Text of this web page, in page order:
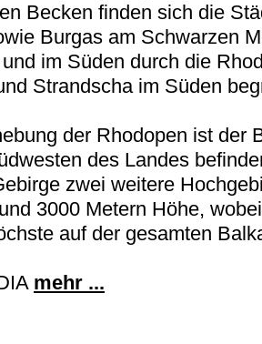
Becken finden sich die
Burgas am Schwarzen
im Süden durch die
Strandscha im Süden
der Rhodopen ist der
des Landes
zwei weitere
3000 Metern Höhe,
auf der gesamten
mehr ...